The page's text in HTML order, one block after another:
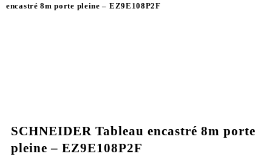
encastré 8m porte pleine – EZ9E108P2F
SCHNEIDER Tableau encastré 8m porte
pleine – EZ9E108P2F